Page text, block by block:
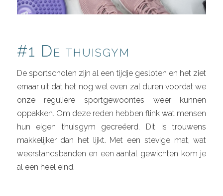
#1 De thuisgym
De sportscholen zijn al een tijdje gesloten en het ziet
ernaar uit dat het nog wel even zal duren voordat we
onze reguliere sportgewoontes weer kunnen
oppakken. Om deze reden hebben flink wat mensen
hun eigen thuisgym gecreëerd. Dit is trouwens
makkelijker dan het lijkt. Met een stevige mat, wat
weerstandsbanden en een aantal gewichten kom je
al een heel eind.